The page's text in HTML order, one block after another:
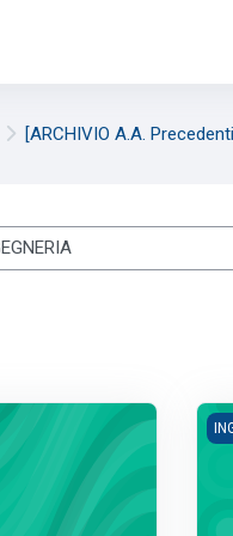
[ARCHIVIO A.A.
(9 CFU) - Scaccianoce